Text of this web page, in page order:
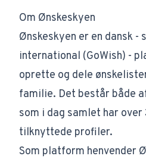
Om Ønskeskyen
Ønskeskyen er en dansk -
international (GoWish) -
oprette og dele
familie. Det består både
som i dag samlet har
tilknyttede profiler.
Som platform henvender